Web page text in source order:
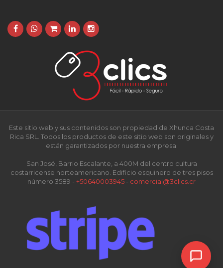
Este sitio web y sus contenidos son propiedad de Xhunca Costa
Rica SRL. Todos los productos de este sitio web son originales y
están garantizados por nuestra empresa.
San José, Barrio Escalante, a 400M del centro cultura
costarricense norteamericano. Edificio esquinero de tres pisos
número 3589 - +50640003945 - comercial@3clics.cr